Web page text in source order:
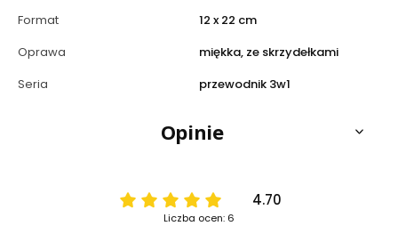
Format
12 x 22 cm
Oprawa
miękka, ze skrzydełkami
Seria
przewodnik 3w1
Opinie
4.70
Liczba ocen: 6